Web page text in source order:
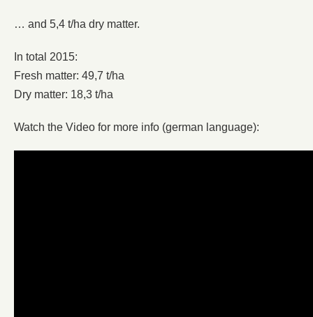
… and 5,4 t/ha dry matter.
In total 2015:
Fresh matter: 49,7 t/ha
Dry matter: 18,3 t/ha
Watch the Video for more info (german language):